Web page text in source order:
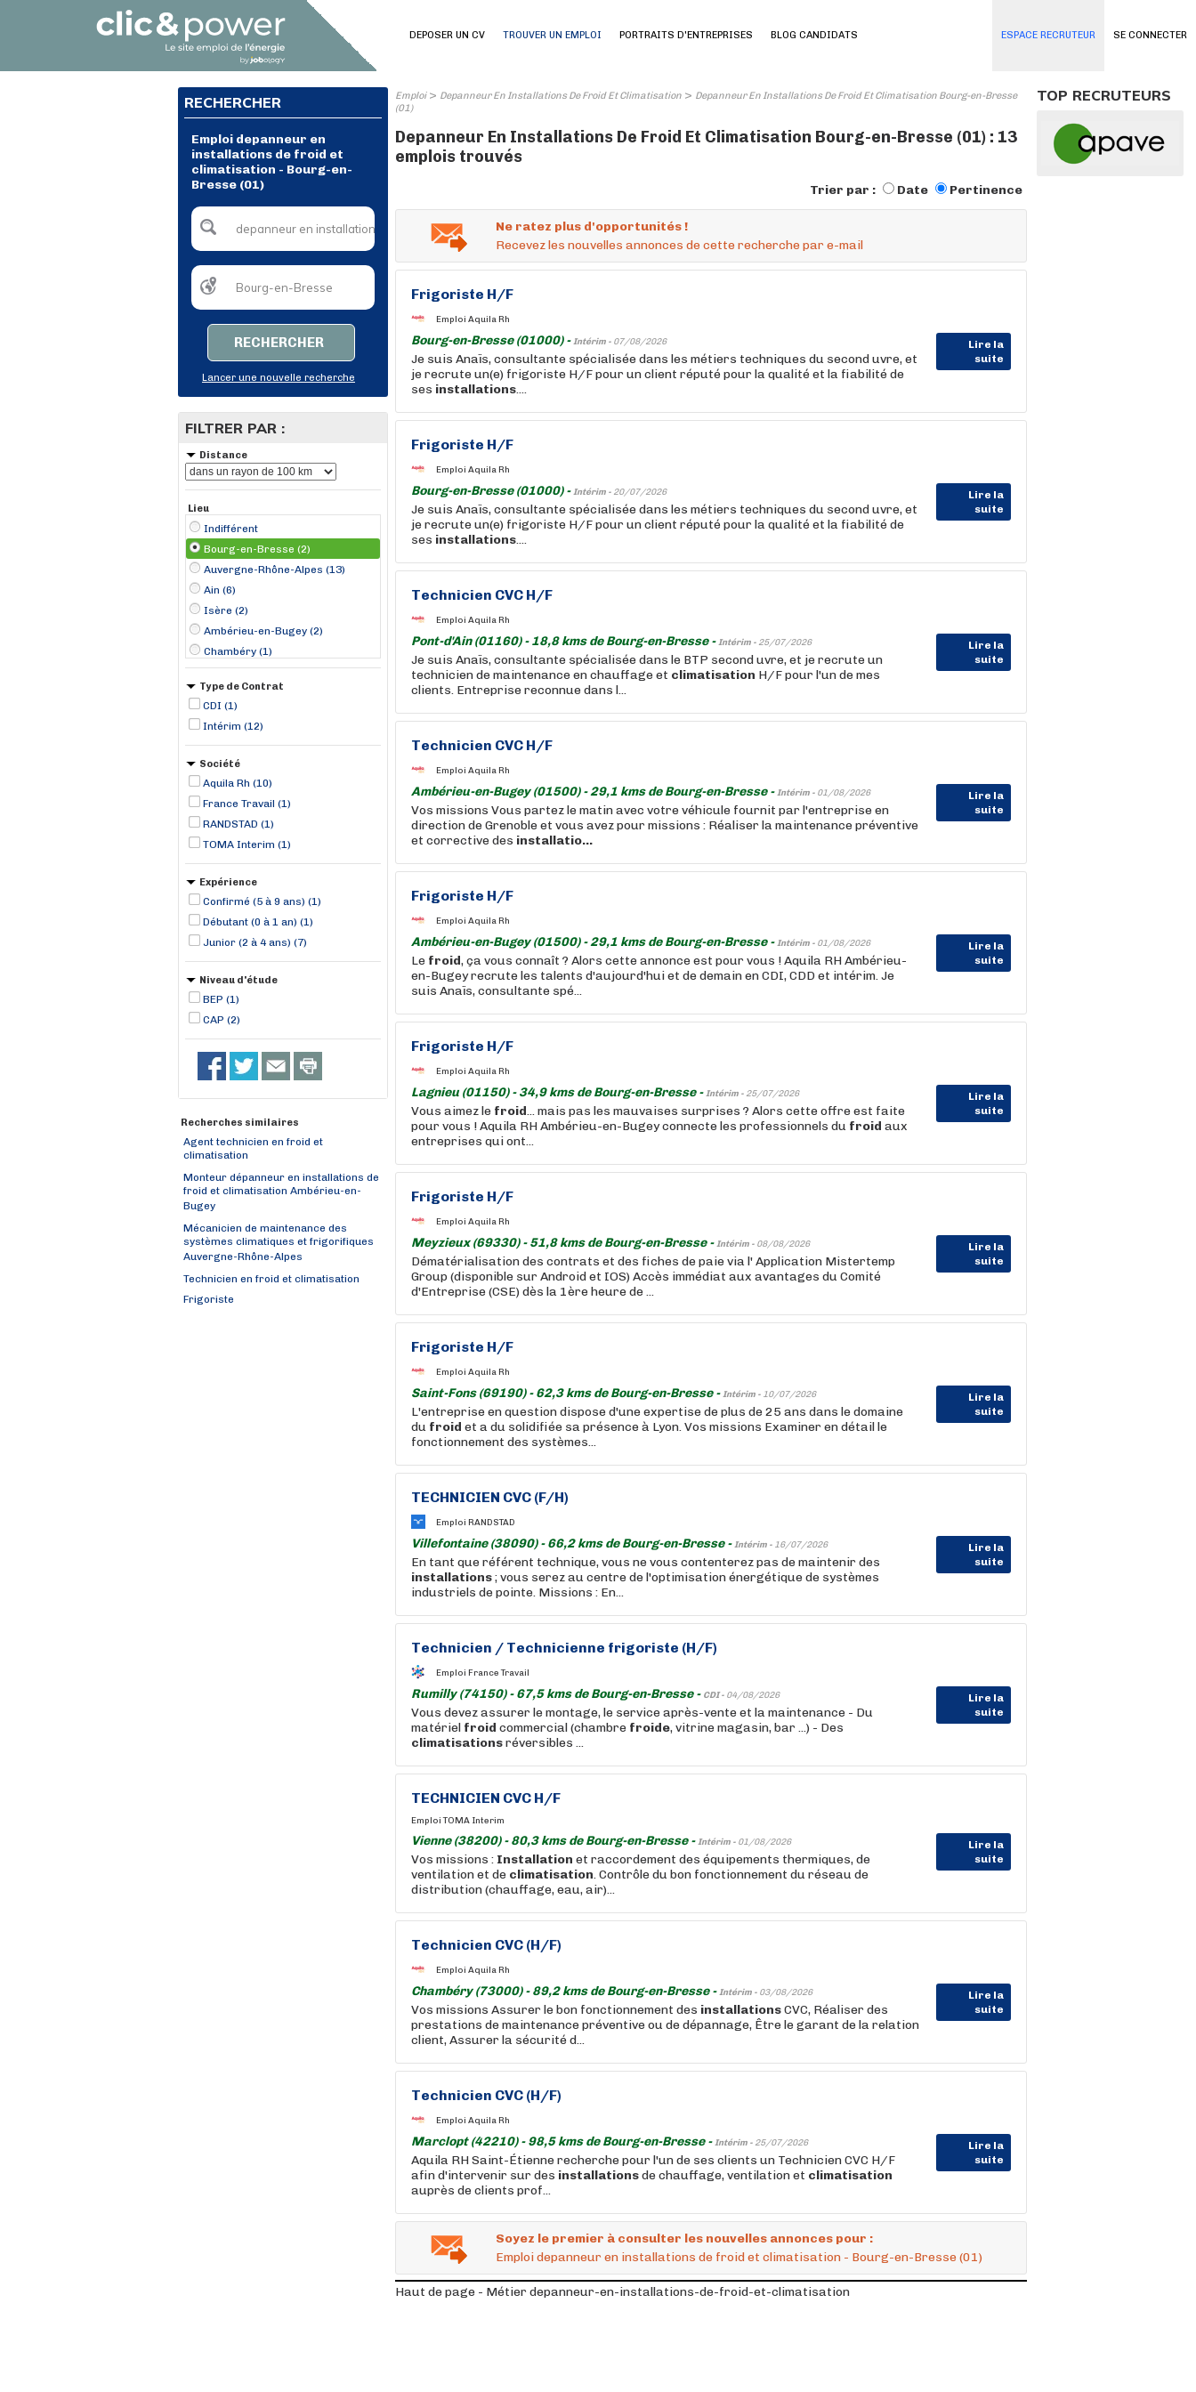
SE CONNECTER
DEPOSER UN CV TROUVER UN EMPLOI PORTRAITS D'ENTREPRISES BLOG CANDIDATS ESPACE RECRUTEUR
RECHERCHER
Emploi depanneur en
installations de froid et
climatisation - Bourg-en-
Bresse (01)
RECHERCHER
Lancer une nouvelle recherche
FILTRER PAR :
Distance
Lieu
Indifférent
Bourg-en-Bresse (2)
Auvergne-Rhône-Alpes (13)
Ain (6)
Isère (2)
Ambérieu-en-Bugey (2)
Chambéry (1)
Lagnieu (1)
Marclopt (1)
Meyzieux (1)
Pont-d'Ain (1)
Type de Contrat
CDI (1)
Intérim (12)
Société
Aquila Rh (10)
France Travail (1)
RANDSTAD (1)
TOMA Interim (1)
Expérience
Confirmé (5 à 9 ans) (1)
Débutant (0 à 1 an) (1)
Junior (2 à 4 ans) (7)
Niveau d'étude
BEP (1)
CAP (2)
Recherches similaires
Agent technicien en froid et
climatisation
Monteur dépanneur en installations de
froid et climatisation Ambérieu-en-
Bugey
Mécanicien de maintenance des
systèmes climatiques et frigorifiques
Auvergne-Rhône-Alpes
Technicien en froid et climatisation
Frigoriste
Emploi> Depanneur En Installations De Froid Et Climatisation > Depanneur En Installations De Froid Et Climatisation Bourg-en-Bresse
(01)
Depanneur En Installations De Froid Et Climatisation Bourg-en-Bresse (01) : 13
emplois trouvés
Trier par : Date Pertinence
Ne ratez plus d'opportunités !
Recevez les nouvelles annonces de cette recherche par e-mail
Frigoriste H/F
Emploi Aquila Rh
Bourg-en-Bresse (01000) -Intérim - 07/08/2026
Lire la
suite
Je suis Anaïs, consultante spécialisée dans les métiers techniques du second uvre, et
je recrute un(e) frigoriste H/F pour un client réputé pour la qualité et la fiabilité de
ses installations....
Frigoriste H/F
Emploi Aquila Rh
Bourg-en-Bresse (01000) -Intérim - 20/07/2026
Lire la
suite
Je suis Anaïs, consultante spécialisée dans les métiers techniques du second uvre, et
je recrute un(e) frigoriste H/F pour un client réputé pour la qualité et la fiabilité de
ses installations....
Technicien CVC H/F
Emploi Aquila Rh
Pont-d'Ain (01160) - 18,8 kms de Bourg-en-Bresse -Intérim - 25/07/2026
Lire la
suite
Je suis Anaïs, consultante spécialisée dans le BTP second uvre, et je recrute un
technicien de maintenance en chauffage et climatisation H/F pour l'un de mes
clients. Entreprise reconnue dans l...
Technicien CVC H/F
Emploi Aquila Rh
Ambérieu-en-Bugey (01500) - 29,1 kms de Bourg-en-Bresse -Intérim - 01/08/2026
Lire la
suite
Vos missions Vous partez le matin avec votre véhicule fournit par l'entreprise en
direction de Grenoble et vous avez pour missions : Réaliser la maintenance préventive
et corrective des installatio...
Frigoriste H/F
Emploi Aquila Rh
Ambérieu-en-Bugey (01500) - 29,1 kms de Bourg-en-Bresse -Intérim - 01/08/2026
Lire la
suite
Le froid, ça vous connaît ? Alors cette annonce est pour vous ! Aquila RH Ambérieu-
en-Bugey recrute les talents d'aujourd'hui et de demain en CDI, CDD et intérim. Je
suis Anaïs, consultante spé...
Frigoriste H/F
Emploi Aquila Rh
Lagnieu (01150) - 34,9 kms de Bourg-en-Bresse -Intérim - 25/07/2026
Lire la
suite
Vous aimez le froid... mais pas les mauvaises surprises ? Alors cette offre est faite
pour vous ! Aquila RH Ambérieu-en-Bugey connecte les professionnels du froid aux
entreprises qui ont...
Frigoriste H/F
Emploi Aquila Rh
Meyzieux (69330) - 51,8 kms de Bourg-en-Bresse -Intérim - 08/08/2026
Lire la
suite
Dématérialisation des contrats et des fiches de paie via l' Application Mistertemp
Group (disponible sur Android et IOS) Accès immédiat aux avantages du Comité
d'Entreprise (CSE) dès la 1ère heure de ...
Frigoriste H/F
Emploi Aquila Rh
Saint-Fons (69190) - 62,3 kms de Bourg-en-Bresse -Intérim - 10/07/2026
Lire la
suite
L'entreprise en question dispose d'une expertise de plus de 25 ans dans le domaine
du froid et a du solidifiée sa présence à Lyon. Vos missions Examiner en détail le
fonctionnement des systèmes...
TECHNICIEN CVC (F/H)
Emploi RANDSTAD
Villefontaine (38090) - 66,2 kms de Bourg-en-Bresse -Intérim - 16/07/2026
Lire la
suite
En tant que référent technique, vous ne vous contenterez pas de maintenir des
installations; vous serez au centre de l'optimisation énergétique de systèmes
industriels de pointe. Missions : En...
Technicien / Technicienne frigoriste (H/F)
Emploi France Travail
Rumilly (74150) - 67,5 kms de Bourg-en-Bresse - CDI - 04/08/2026
Lire la
suite
Vous devez assurer le montage, le service après-vente et la maintenance - Du
matériel froid commercial (chambre froide, vitrine magasin, bar ...) - Des
climatisationsréversibles ...
TECHNICIEN CVC H/F
Emploi TOMA Interim
Vienne (38200) - 80,3 kms de Bourg-en-Bresse -Intérim - 01/08/2026
Lire la
suite
Vos missions : Installation et raccordement des équipements thermiques, de
ventilation et de climatisation. Contrôle du bon fonctionnement du réseau de
distribution (chauffage, eau, air)...
Technicien CVC (H/F)
Emploi Aquila Rh
Chambéry (73000) - 89,2 kms de Bourg-en-Bresse -Intérim - 03/08/2026
Lire la
suite
Vos missions Assurer le bon fonctionnement des installationsCVC, Réaliser des
prestations de maintenance préventive ou de dépannage, Être le garant de la relation
client, Assurer la sécurité d...
Technicien CVC (H/F)
Emploi Aquila Rh
Marclopt (42210) - 98,5 kms de Bourg-en-Bresse -Intérim - 25/07/2026
Lire la
suite
Aquila RH Saint-Étienne recherche pour l'un de ses clients un Technicien CVC H/F
afin d'intervenir sur des installationsde chauffage, ventilation et climatisation
auprès de clients prof...
Soyez le premier à consulter les nouvelles annonces pour :
Emploi depanneur en installations de froid et climatisation - Bourg-en-Bresse (01)
Haut de page - Métier depanneur-en-installations-de-froid-et-climatisation
TOP RECRUTEURS